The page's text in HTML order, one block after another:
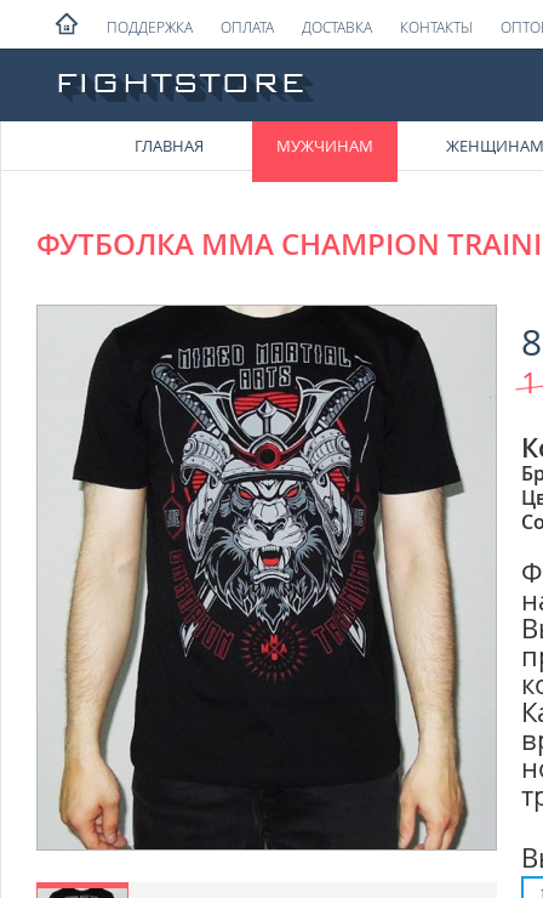
ПОДДЕРЖКА ОПЛАТА ДОСТАВКА КОНТАКТЫ
ГЛАВНАЯ МУЖЧИНАМ ЖЕНЩИНАМ
ФУТБОЛКА MMA CHAMPION